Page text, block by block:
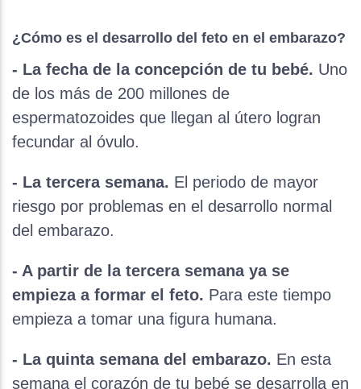
¿Cómo es el desarrollo del feto en el embarazo?
- La fecha de la concepción de tu bebé. Uno
de los más de 200 millones de
espermatozoides que llegan al útero logran
fecundar al óvulo.
- La tercera semana. El periodo de mayor
riesgo por problemas en el desarrollo normal
del embarazo.
- A partir de la tercera semana ya se
empieza a formar el feto. Para este tiempo
empieza a tomar una figura humana.
- La quinta semana del embarazo. En esta
semana el corazón de tu bebé se desarrolla en